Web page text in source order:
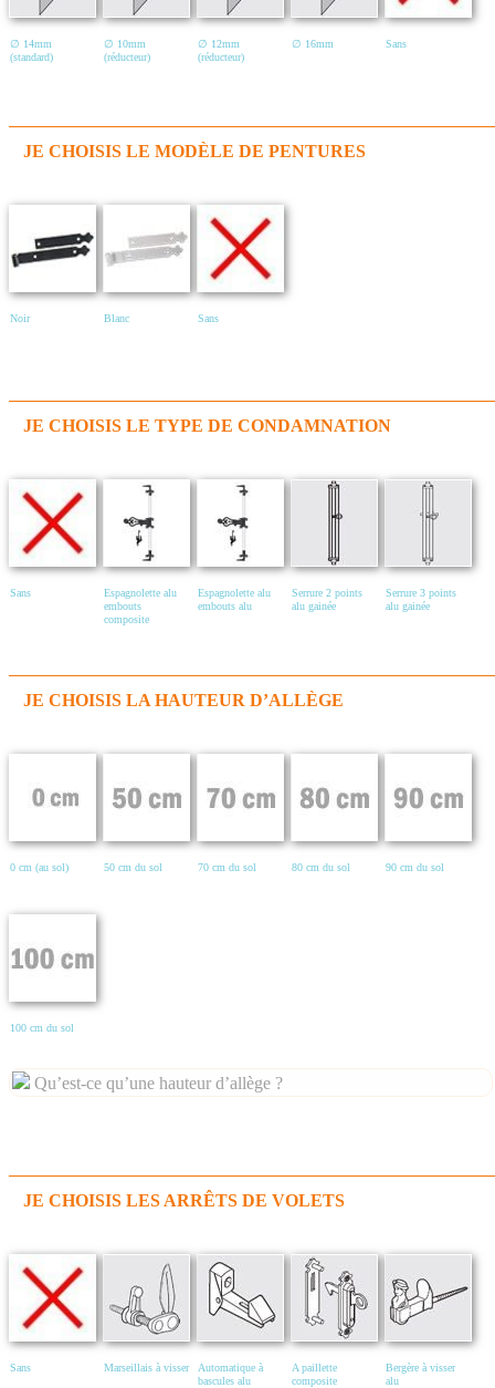
∅ 14mm
(standard)
∅ 10mm
(réducteur)
∅ 12mm
(réducteur)
∅ 16mm Sans
JE CHOISIS LE MODÈLE DE PENTURES
Noir Blanc Sans
JE CHOISIS LE TYPE DE CONDAMNATION
Sans
Espagnolette alu
embouts
composite
Espagnolette alu
embouts alu
Serrure 2 points
alu gainée
Serrure 3 points
alu gainée
JE CHOISIS LA HAUTEUR D’ALLÈGE
0 cm (au sol) 50 cm du sol 70 cm du sol 80 cm du sol 90 cm du sol
100 cm du sol
Qu’est-ce qu’une hauteur d’allège ?
JE CHOISIS LES ARRÊTS DE VOLETS
Sans Marseillais à visser
Automatique à
bascules alu
A paillette
composite
Bergère à visser
alu